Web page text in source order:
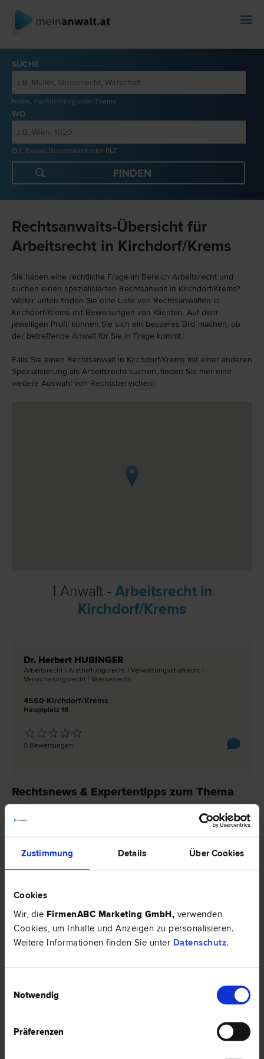
Zustimmung Details Über Cookies
Cookies
Wir, die FirmenABC Marketing GmbH, verwenden
Cookies, um Inhalte und Anzeigen zu personalisieren.
Weitere Informationen finden Sie unter Datenschutz.
Notwendig
Präferenzen
SUCHE
Name, Fachrichtung oder Thema
WO
Ort, Bezirk, Bundesland oder PLZ
Rechtsanwalts-Übersicht für
Arbeitsrecht in Kirchdorf/Krems
Sie haben eine rechtliche Frage im Bereich Arbeitsrecht und
suchen einen spezialisierten Rechtsanwalt in Kirchdorf/Krems?
Weiter unten finden Sie eine Liste von Rechtsanwälten in
Kirchdorf/Krems mit Bewertungen von Klienten. Auf dem
jeweiligen Profil können Sie sich ein besseres Bild machen, ob
der betreffende Anwalt für Sie in Frage kommt.
Falls Sie einen Rechtsanwalt in Kirchdorf/Krems mit einer anderen
Spezialisierung als Arbeitsrecht suchen, finden Sie hier eine
weitere Auswahl von Rechtsbereichen:
1 Anwalt - Arbeitsrecht in
Kirchdorf/Krems
Dr. Herbert HUBINGER
Arbeits­recht | Arzthaftungs­recht | Verwaltungsstraf­recht |
Versicherungs­recht | Wasser­recht
4560 Kirchdorf/Krems
Hauptplatz 18
0 Bewertungen
Rechtsnews & Expertentipps zum Thema
"Arbeitsrecht"
EXPERTENTIPP
Neue Vorgaben zur Übernahme von Bildungskosten im
Arbeitsverhältnis und offene Fragen
wurde eine gänzlich neue Bestimmung zu Aus-, Fort- und
Weiterbildungen in der EU-Transparenzrichtlinie vom 28.03.2024